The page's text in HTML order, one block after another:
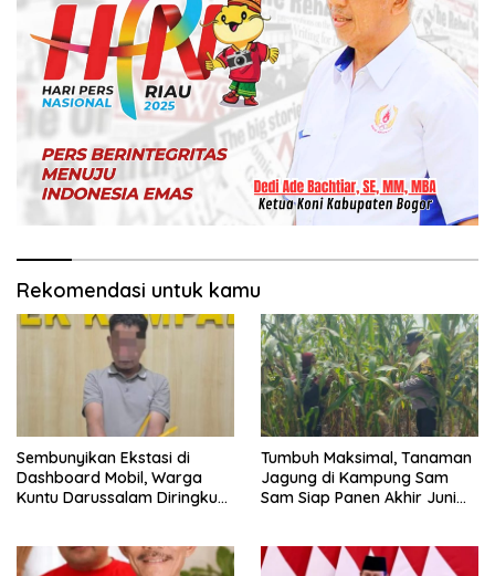
Rekomendasi untuk kamu
Sembunyikan Ekstasi di
Dashboard Mobil, Warga
Kuntu Darussalam Diringkus
Tumbuh Maksimal, Tanaman
Jagung di Kampung Sam
Sam Siap Panen Akhir Juni